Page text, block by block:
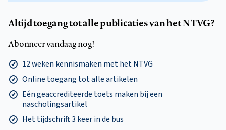
Altijd toegang tot alle publicaties van het NTVG?
Abonneer vandaag nog!
12 weken kennismaken met het NTVG
Online toegang tot alle artikelen
Eén geaccrediteerde toets maken bij een
nascholingsartikel
Het tijdschrift 3 keer in de bus